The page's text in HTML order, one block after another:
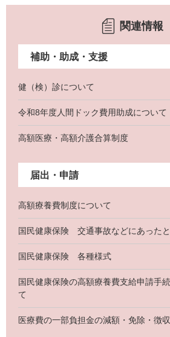
関連情報
補助・助成・支援
健（検）診について
令和8年度人間ドック費用助成について
高額医療・高額介護合算制度
届出・申請
高額療養費制度について
国民健康保険 交通事故などにあった
国民健康保険 各種様式
国民健康保険の高額療養費支給申請手
て
医療費の一部負担金の減額・免除・徴